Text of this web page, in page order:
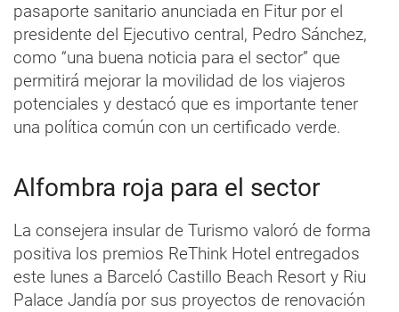
pasaporte sanitario anunciada en Fitur por el
presidente del Ejecutivo central, Pedro Sánchez,
como “una buena noticia para el sector” que
permitirá mejorar la movilidad de los viajeros
potenciales y destacó que es importante tener
una política común con un certificado verde.
Alfombra roja para el sector
La consejera insular de Turismo valoró de forma
positiva los premios ReThink Hotel entregados
este lunes a Barceló Castillo Beach Resort y Riu
Palace Jandía por sus proyectos de renovación